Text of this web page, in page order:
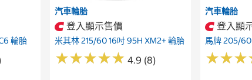
輪胎
汽車輪胎
登入顯示售價
米其林 215/60 16吋 95H XM2+ 輪胎
★★★★★
★★★★★ 4.9 (8)
汽車輪胎
登入顯
馬牌 205/60
★★★
★★★